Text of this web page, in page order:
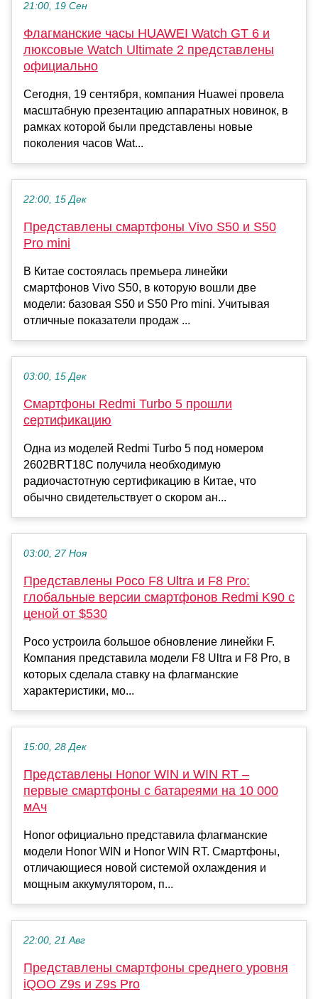
21:00, 19 Сен
Флагманские часы HUAWEI Watch GT 6 и
люксовые Watch Ultimate 2 представлены
официально
Сегодня, 19 сентября, компания Huawei провела
масштабную презентацию аппаратных новинок, в
рамках которой были представлены новые
поколения часов Wat...
22:00, 15 Дек
Представлены смартфоны Vivo S50 и S50
Pro mini
В Китае состоялась премьера линейки
смартфонов Vivo S50, в которую вошли две
модели: базовая S50 и S50 Pro mini. Учитывая
отличные показатели продаж ...
03:00, 15 Дек
Смартфоны Redmi Turbo 5 прошли
сертификацию
Одна из моделей Redmi Turbo 5 под номером
2602BRT18C получила необходимую
радиочастотную сертификацию в Китае, что
обычно свидетельствует о скором ан...
03:00, 27 Ноя
Представлены Poco F8 Ultra и F8 Pro:
глобальные версии смартфонов Redmi K90 с
ценой от $530
Poco устроила большое обновление линейки F.
Компания представила модели F8 Ultra и F8 Pro, в
которых сделала ставку на флагманские
характеристики, мо...
15:00, 28 Дек
Представлены Honor WIN и WIN RT –
первые смартфоны с батареями на 10 000
мАч
Honor официально представила флагманские
модели Honor WIN и Honor WIN RT. Смартфоны,
отличающиеся новой системой охлаждения и
мощным аккумулятором, п...
22:00, 21 Авг
Представлены смартфоны среднего уровня
iQOO Z9s и Z9s Pro